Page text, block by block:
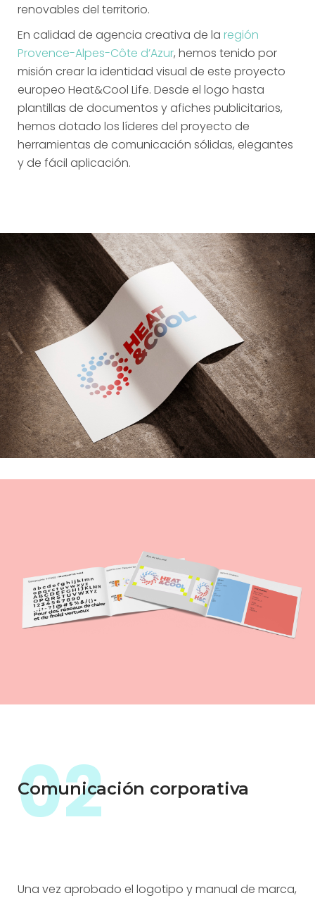
renovables del territorio.
En calidad de agencia creativa de la región
Provence-Alpes-Côte d’Azur, hemos tenido por
misión crear la identidad visual de este proyecto
europeo Heat&Cool Life. Desde el logo hasta
plantillas de documentos y afiches publicitarios,
hemos dotado los líderes del proyecto de
herramientas de comunicación sólidas, elegantes
y de fácil aplicación.
02
Comunicación corporativa
Una vez aprobado el logotipo y manual de marca,